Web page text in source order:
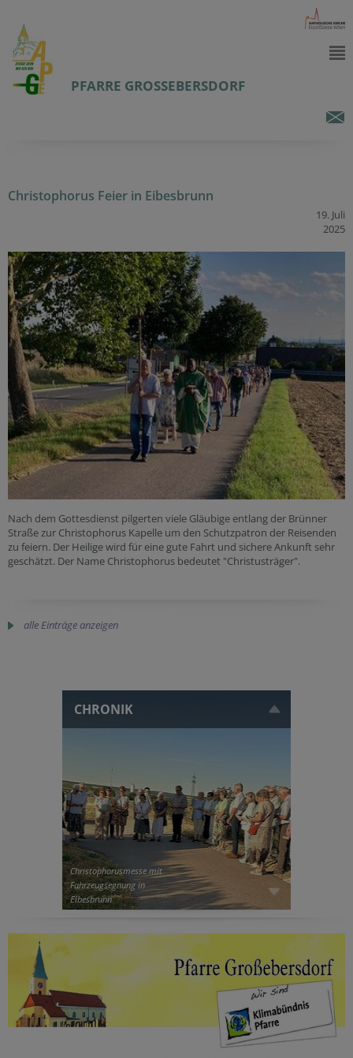
PFARRE GROSSEBERSDORF
Christophorus Feier in Eibesbrunn
19. Juli
2025
Nach dem Gottesdienst pilgerten viele Gläubige entlang der Brünner
Straße zur Christophorus Kapelle um den Schutzpatron der Reisenden
zu feiern. Der Heilige wird für eine gute Fahrt und sichere Ankunft sehr
geschätzt. Der Name Christophorus bedeutet "Christusträger".
alle Einträge anzeigen
CHRONIK
Christophorusmesse mit
Fahrzeugsegnung in
Eibesbrunn